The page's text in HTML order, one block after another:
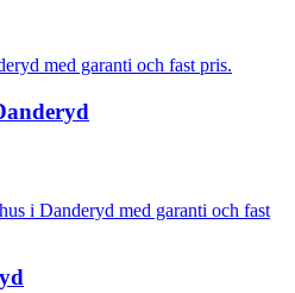
med garanti och fast pris.
i Danderyd med garanti och fast